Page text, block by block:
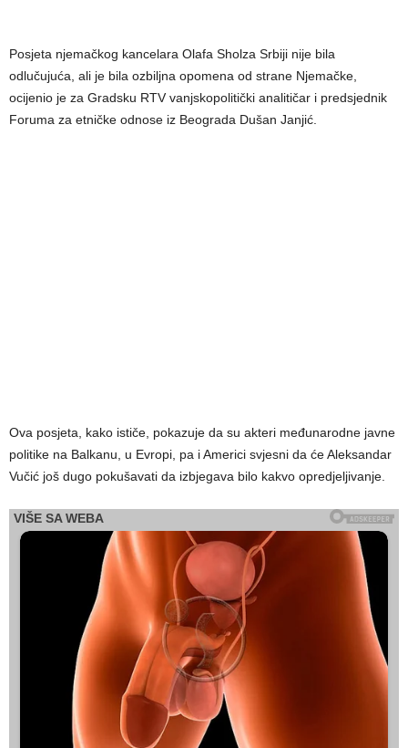
Posjeta njemačkog kancelara Olafa Sholza Srbiji nije bila
odlučujuća, ali je bila ozbiljna opomena od strane Njemačke,
ocijenio je za Gradsku RTV vanjskopolitički analitičar i predsjednik
Foruma za etničke odnose iz Beograda Dušan Janjić.
Ova posjeta, kako ističe, pokazuje da su akteri međunarodne javne
politike na Balkanu, u Evropi, pa i Americi svjesni da će Aleksandar
Vučić još dugo pokušavati da izbjegava bilo kakvo opredjeljivanje.